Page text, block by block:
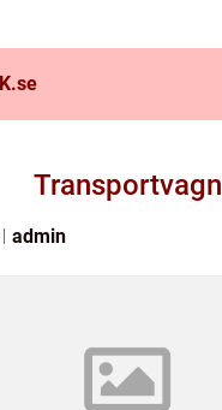
se
Transportvagn
admin